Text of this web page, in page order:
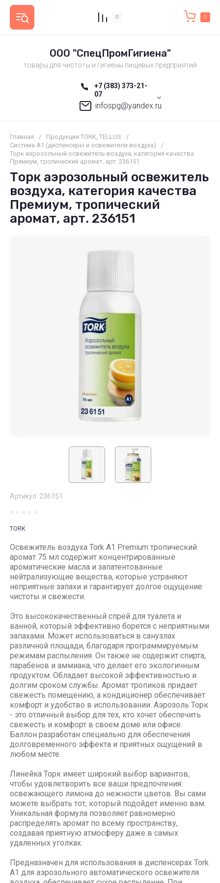
0 0
ООО "СпецПромГигиена"
товары для чистоты и гигиены пищевых предприятий
+7 (383) 373-21-
07
infospg@yandex.ru
Главная / Продукция TORK, TELLUS
/
Система А1 (диспенсеры и освежители воздуха)
/
Торк аэрозольный освежитель воздуха, категория качества
Премиум, тропический аромат, арт. 236151
Торк аэрозольный освежитель
воздуха, категория качества
Премиум, тропический
аромат, арт. 236151
Артикул: 236151
TORK
Освежитель воздуха Tork А1 Premium тропический
аромат 75 мл содержит концентрированные
ароматические масла и запатентованные
нейтрализующие вещества, которые устраняют
неприятные запахи и гарантирует долгое ощущение
чистоты и свежести.
Это высококачественный спрей для туалета и
ванной, который эффективно борется с неприятными
запахами. Может использоваться в санузлах
различной площади, благодаря программируемым
режимам распыления. Он также не содержит спирта,
парабенов и аммиака, что делает его экологичным
продуктом. Обладает высокой эффективностью и
долгим сроком службы. Аромат тропиков придает
свежесть помещению, а кондиционер обеспечивает
комфорт и удобство в использовании. Аэрозоль Торк
- это отличный выбор для тех, кто хочет обеспечить
свежесть и комфорт в своем доме или офисе.
Баллон разработан специально для обеспечения
долговременного эффекта и приятных ощущений в
любом месте.
Линейка Торк имеет широкий выбор вариантов,
чтобы удовлетворить все ваши предпочтения:
освежающего лимона до нежности цветов. Вы сами
можете выбрать тот, который подойдет именно вам.
Уникальная формула позволяет равномерно
распределять аромат по всему пространству,
создавая приятную атмосферу даже в самых
удаленных уголках.
Предназначен для использования в диспенсерах Tork
А1 для аэрозольного автоматического освежителя